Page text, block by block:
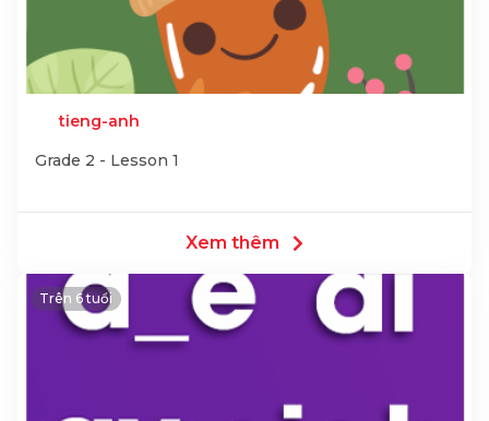
tieng-anh
Grade 2 - Lesson 1
Xem thêm
Trên 6 tuổi